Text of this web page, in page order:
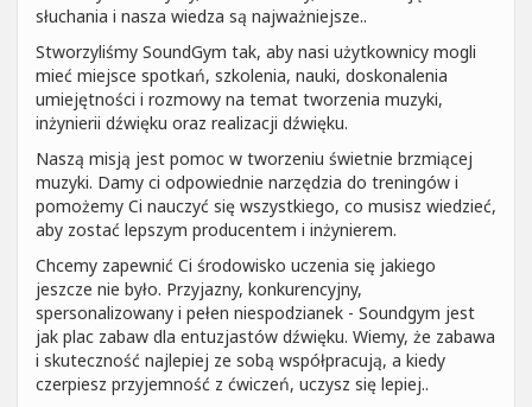
słuchania i nasza wiedza są najważniejsze..
Stworzyliśmy SoundGym tak, aby nasi użytkownicy mogli
mieć miejsce spotkań, szkolenia, nauki, doskonalenia
umiejętności i rozmowy na temat tworzenia muzyki,
inżynierii dźwięku oraz realizacji dźwięku.
Naszą misją jest pomoc w tworzeniu świetnie brzmiącej
muzyki. Damy ci odpowiednie narzędzia do treningów i
pomożemy Ci nauczyć się wszystkiego, co musisz wiedzieć,
aby zostać lepszym producentem i inżynierem.
Chcemy zapewnić Ci środowisko uczenia się jakiego
jeszcze nie było. Przyjazny, konkurencyjny,
spersonalizowany i pełen niespodzianek - Soundgym jest
jak plac zabaw dla entuzjastów dźwięku. Wiemy, że zabawa
i skuteczność najlepiej ze sobą współpracują, a kiedy
czerpiesz przyjemność z ćwiczeń, uczysz się lepiej..